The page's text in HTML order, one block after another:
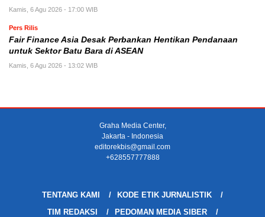
Kamis, 6 Agu 2026 - 17:00 WIB
Pers Rilis
Fair Finance Asia Desak Perbankan Hentikan Pendanaan
untuk Sektor Batu Bara di ASEAN
Kamis, 6 Agu 2026 - 13:02 WIB
Graha Media Center,
Jakarta - Indonesia
editorekbis@gmail.com
+628557777888
TENTANG KAMI
KODE ETIK JURNALISTIK
TIM REDAKSI
PEDOMAN MEDIA SIBER